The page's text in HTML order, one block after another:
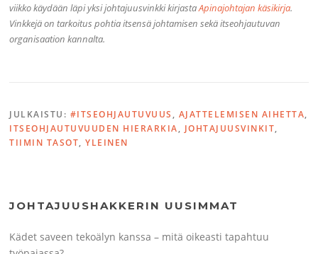
viikko käydään läpi yksi johtajuusvinkki kirjastaApinajohtajan käsikirja.
Vinkkejä on tarkoitus pohtia itsensä johtamisen sekä itseohjautuvan
organisaation kannalta.
JULKAISTU: #ITSEOHJAUTUVUUS , AJATTELEMISEN AIHETTA,
ITSEOHJAUTUVUUDEN HIERARKIA, JOHTAJUUSVINKIT,
TIIMIN TASOT,YLEINEN
JOHTAJUUSHAKKERIN UUSIMMAT
Kädet saveen tekoälyn kanssa – mitä oikeasti tapahtuu